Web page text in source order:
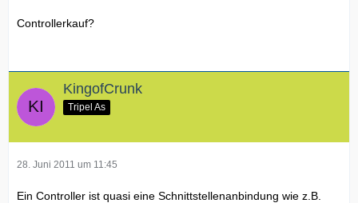
Controllerkauf?
KingofCrunk
Tripel As
28. Juni 2011 um 11:45
Ein Controller ist quasi eine Schnittstellenanbindung wie z.B.